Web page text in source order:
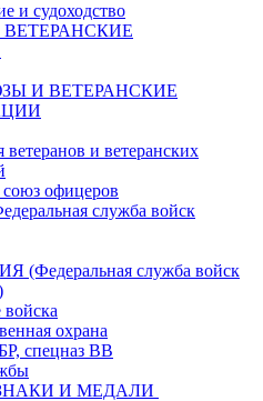
и судоходство
И ВЕТЕРАНСКИЕ
и ветеранских
офицеров
служба войск
(Федеральная служба войск
охрана
спецназ ВВ
И МЕДАЛИ